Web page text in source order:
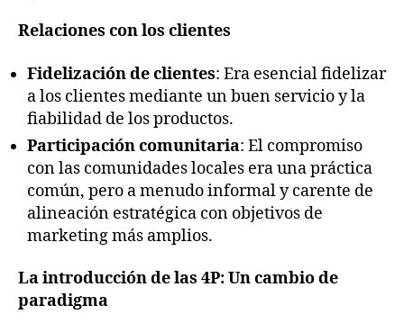
Relaciones con los clientes
Fidelización de clientes: Era esencial fidelizar
a los clientes mediante un buen servicio y la
fiabilidad de los productos.
Participación comunitaria: El compromiso
con las comunidades locales era una práctica
común, pero a menudo informal y carente de
alineación estratégica con objetivos de
marketing más amplios.
La introducción de las 4P: Un cambio de
paradigma